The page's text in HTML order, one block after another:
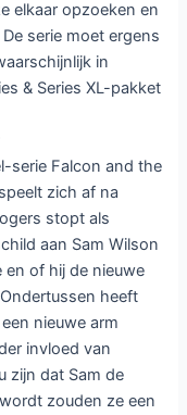
elkaar opzoeken en
serie moet ergens
in
& Series XL-pakket
serie Falcon and the
zich af na
stopt als
aan Sam Wilson
en of hij de nieuwe
heeft
nieuwe arm
invloed van
zijn dat Sam de
zouden ze een